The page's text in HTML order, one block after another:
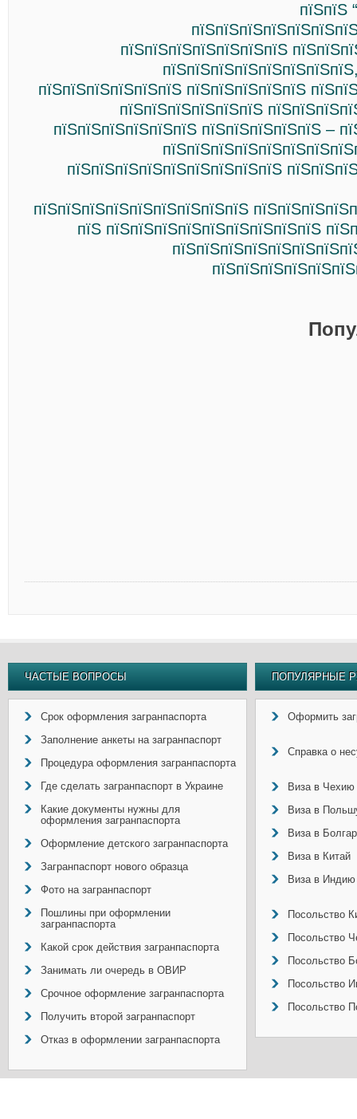
пїЅпїЅ
пїЅпїЅпїЅпїЅпїЅпїЅпїЅ
пїЅпїЅпїЅпїЅпїЅпїЅ пїЅпїЅпїЅпїЅпїЅ
пїЅпїЅпїЅпїЅпїЅпїЅ
пїЅпїЅпїЅпїЅпїЅпїЅ пїЅпїЅпїЅпїЅпїЅ –
пїЅпїЅпїЅпїЅпїЅпїЅпїЅпїЅпїЅ
пїЅпїЅпїЅпїЅпїЅпїЅпїЅпїЅпїЅ
пїЅ пїЅпїЅпїЅпїЅпїЅпїЅпїЅпїЅпїЅ
ЧАСТЫЕ ВОПРОСЫ
Срок оформления загранпаспорта
Заполнение анкеты на загранпаспорт
Процедура оформления загранпаспорта
Где сделать загранпаспорт в Украине
Какие документы нужны для
оформления загранпаспорта
Оформление детского загранпаспорта
Загранпаспорт нового образца
Фото на загранпаспорт
Пошлины при оформлении
загранпаспорта
Какой срок действия загранпаспорта
Занимать ли очередь в ОВИР
Срочное оформление загранпаспорта
Получить второй загранпаспорт
Отказ в оформлении загранпаспорта
ПОПУЛЯРНЫЕ
Оформить
Справка о
Виза в Чехию
Виза в
Виза в
Виза в Китай
Виза в Индию
Посольство
Посольство
Посольство
Посольство
Посольство